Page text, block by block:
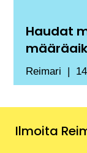
Haudat
Reimari
Ilmoita